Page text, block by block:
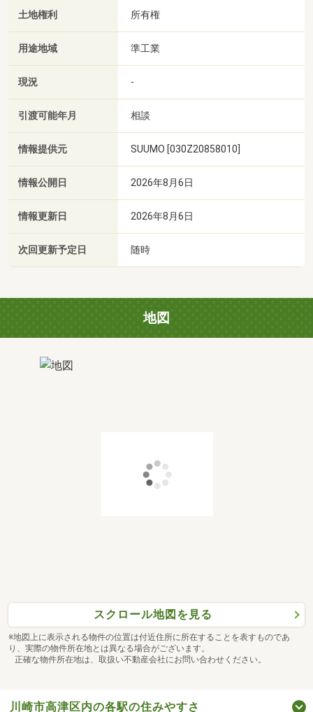
土地権利 所有権
用途地域 準工業
現況 -
引渡可能年月 相談
情報提供元 SUUMO [030Z20858010]
情報公開日 2026年8月6日
情報更新日 2026年8月6日
次回更新予定日 随時
地図
スクロール地図を見る
※地図上に表示される物件の位置は付近住所に所在することを表すものであ
り、実際の物件所在地とは異なる場合がございます。
正確な物件所在地は、取扱い不動産会社にお問い合わせください。
川崎市高津区内の各駅の住みやすさ